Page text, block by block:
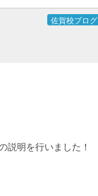
佐賀校ブログ
説明を行いました！